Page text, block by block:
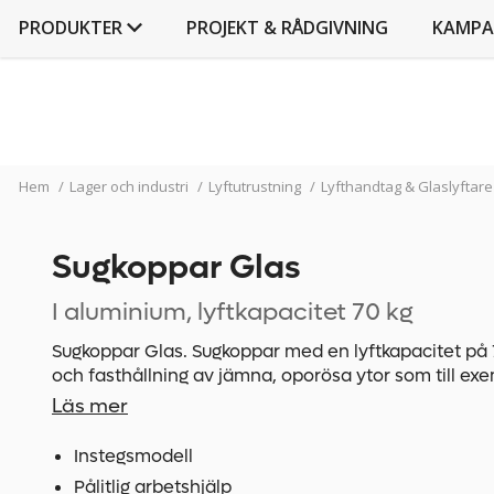
PRODUKTER PROJEKT & RÅDGIVNING
Hem / Lager och industri / Lyftutrustning / Lyfthandtag & Glaslyftare
Sugkoppar Glas
I aluminium, lyftkapacitet 70 kg
Sugkoppar Glas. Sugkoppar med en lyftkapacitet
och fasthållning av jämna, oporösa ytor som till
vid köp av 2 st eller fler samtidigt.
Läs mer
Instegsmodell
Pålitlig arbetshjälp